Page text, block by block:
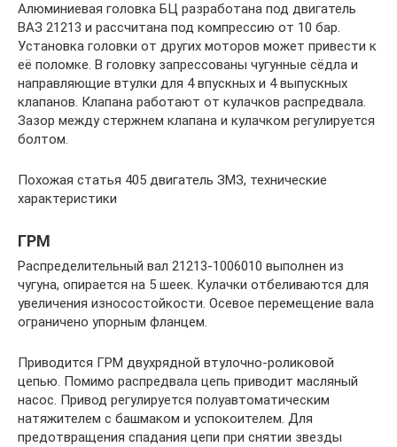
Алюминиевая головка БЦ разработана под двигатель
ВАЗ 21213 и рассчитана под компрессию от 10 бар.
Установка головки от других моторов может привести к
её поломке. В головку запрессованы чугунные сёдла и
направляющие втулки для 4 впускных и 4 выпускных
клапанов. Клапана работают от кулачков распредвала.
Зазор между стержнем клапана и кулачком регулируется
болтом.
Похожая статья 405 двигатель ЗМЗ, технические
характеристики
ГРМ
Распределительный вал 21213-1006010 выполнен из
чугуна, опирается на 5 шеек. Кулачки отбеливаются для
увеличения износостойкости. Осевое перемещение вала
ограничено упорным фланцем.
Приводится ГРМ двухрядной втулочно-роликовой
цепью. Помимо распредвала цепь приводит масляный
насос. Привод регулируется полуавтоматическим
натяжителем с башмаком и успокоителем. Для
предотвращения спадания цепи при снятии звезды